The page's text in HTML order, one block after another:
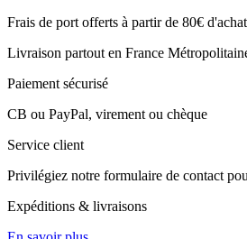
Frais de port offerts à partir de 80€ d'achat
Livraison partout en France
Paiement sécurisé
CB ou PayPal, virement ou chèque
Service client
Privilégiez notre formulaire de contact
Expéditions & livraisons